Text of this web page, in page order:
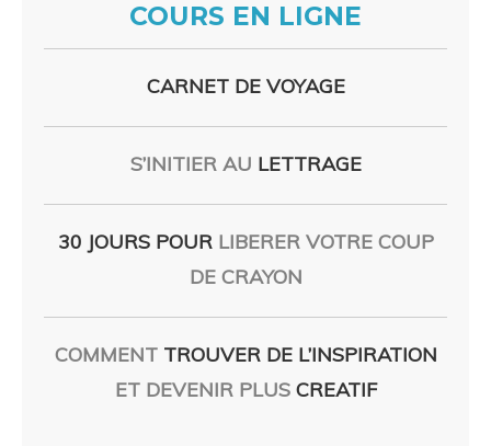
COURS EN LIGNE
CARNET DE VOYAGE
S’INITIER AU LETTRAGE
30 JOURS POURLIBERER VOTRE COUP
DE CRAYON
COMMENT TROUVER DE L’INSPIRATION
ET DEVENIR PLUS CREATIF